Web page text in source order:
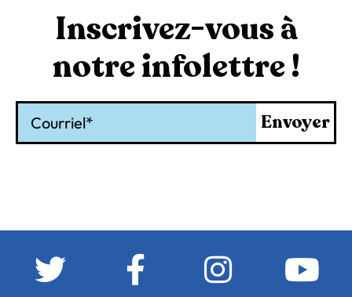
Inscrivez-vous à
notre infolettre !
Envoyer